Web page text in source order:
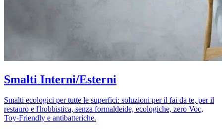
Smalti Interni/Esterni
Smalti ecologici per tutte le superfici: soluzioni per il fai da te, per il
restauro e l'hobbistica, senza formaldeide, ecologiche, zero Voc,
Toy-Friendly e antibatteriche.